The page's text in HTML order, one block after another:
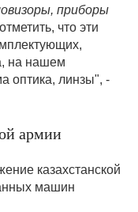
приборы
что эти
на нашем
оптика, линзы", -
армии
казахстанской
машин